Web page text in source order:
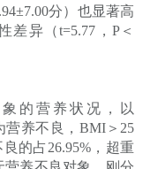
分）也显著高
差异（t=5.77，P＜
的营养状况，以
营养不良，BMI＞25
的占26.95%，超重